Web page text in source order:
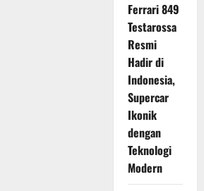
Ferrari 849
Testarossa
Resmi
Hadir di
Indonesia,
Supercar
Ikonik
dengan
Teknologi
Modern